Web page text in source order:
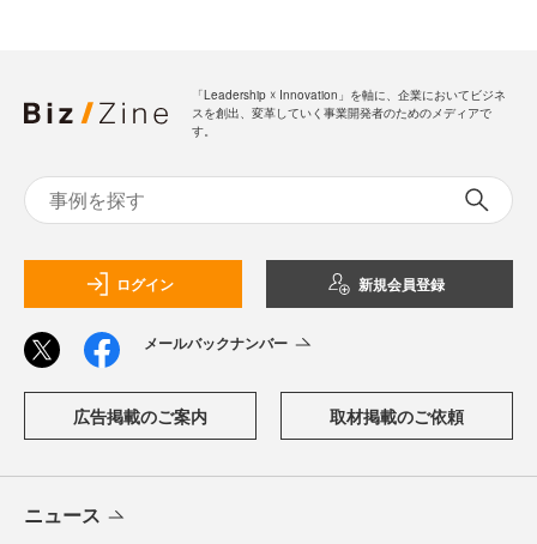
「Leadership ☓ Innovation」を軸に、企業においてビジネ
スを創出、変革していく事業開発者のためのメディアで
す。
ログイン 新規会員登録
メールバックナンバー
広告掲載のご案内 取材掲載のご依頼
ニュース